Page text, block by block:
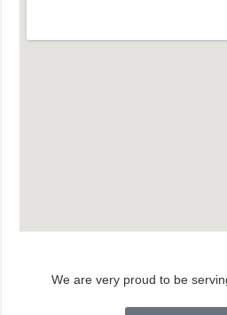
We are very proud to be